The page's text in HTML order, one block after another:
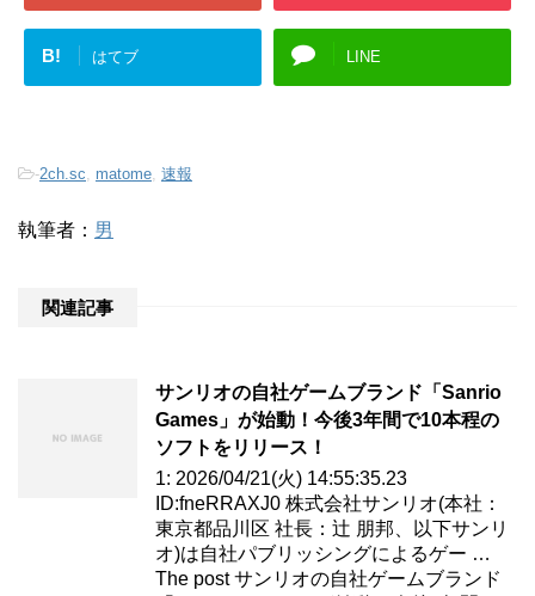
B! はてブ LINE
-2ch.sc matome 速報
執筆者： 男
関連記事
サンリオの自社ゲームブランド「Sanrio
Games」が始動！今後3年間で10本程の
ソフトをリリース！
1: 2026/04/21(火) 14:55:35.23
ID:fneRRAXJ0 株式会社サンリオ(本社：
東京都品川区 社長：辻󠄀 朋邦、以下サンリ
オ)は自社パブリッシングによるゲー …
The post サンリオの自社ゲームブランド